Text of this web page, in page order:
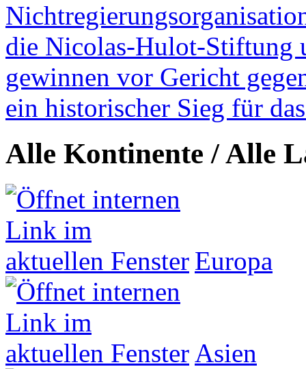
die Nicolas-Hulot-Stiftung
gewinnen vor Gericht
ein historischer Sieg für
Alle Kontinente / Alle
Europa
Asien